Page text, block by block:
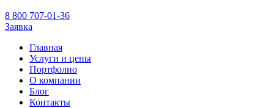
8 800 707-01-36
Заявка
Главная
Услуги и цены
Портфолио
О компании
Блог
Контакты